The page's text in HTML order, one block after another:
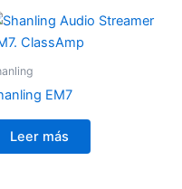
EM7
Leer más